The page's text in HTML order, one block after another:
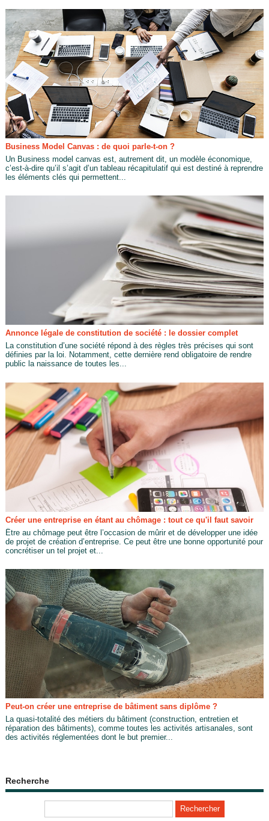
Business Model Canvas : de quoi parle-t-on ?
Un Business model canvas est, autrement dit, un modèle économique,
c’est-à-dire qu’il s’agit d’un tableau récapitulatif qui est destiné à reprendre
les éléments clés qui permettent...
Annonce légale de constitution de société : le dossier complet
La constitution d’une société répond à des règles très précises qui sont
définies par la loi. Notamment, cette dernière rend obligatoire de rendre
public la naissance de toutes les...
Créer une entreprise en étant au chômage : tout ce qu'il faut savoir
Être au chômage peut être l’occasion de mûrir et de développer une idée
de projet de création d’entreprise. Ce peut être une bonne opportunité pour
concrétiser un tel projet et...
Peut-on créer une entreprise de bâtiment sans diplôme ?
La quasi-totalité des métiers du bâtiment (construction, entretien et
réparation des bâtiments), comme toutes les activités artisanales, sont
des activités réglementées dont le but premier...
Recherche